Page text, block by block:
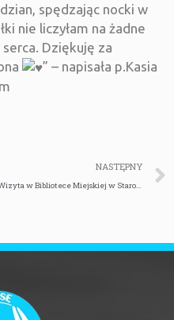
spędzając nocki w
nie liczyłam na żadne
serca. Dziękuję za
” – napisała p.Kasia
NASTĘPNY
Wizyta w Bibliotece Miejskiej w Starogardzie Gdańskim